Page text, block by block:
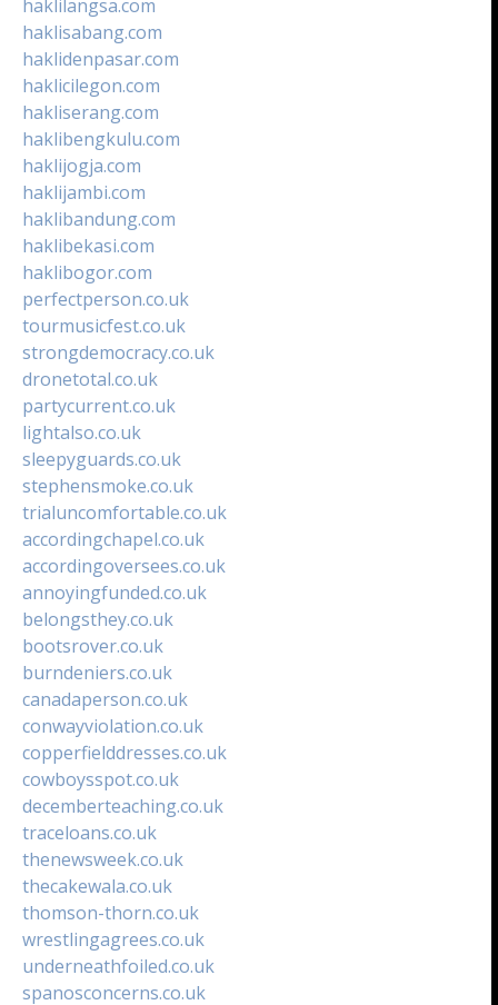
haklilangsa.com
haklisabang.com
haklidenpasar.com
haklicilegon.com
hakliserang.com
haklibengkulu.com
haklijogja.com
haklijambi.com
haklibandung.com
haklibekasi.com
haklibogor.com
perfectperson.co.uk
tourmusicfest.co.uk
strongdemocracy.co.uk
dronetotal.co.uk
partycurrent.co.uk
lightalso.co.uk
sleepyguards.co.uk
stephensmoke.co.uk
trialuncomfortable.co.uk
accordingchapel.co.uk
accordingoversees.co.uk
annoyingfunded.co.uk
belongsthey.co.uk
bootsrover.co.uk
burndeniers.co.uk
canadaperson.co.uk
conwayviolation.co.uk
copperfielddresses.co.uk
cowboysspot.co.uk
decemberteaching.co.uk
traceloans.co.uk
thenewsweek.co.uk
thecakewala.co.uk
thomson-thorn.co.uk
wrestlingagrees.co.uk
underneathfoiled.co.uk
spanosconcerns.co.uk